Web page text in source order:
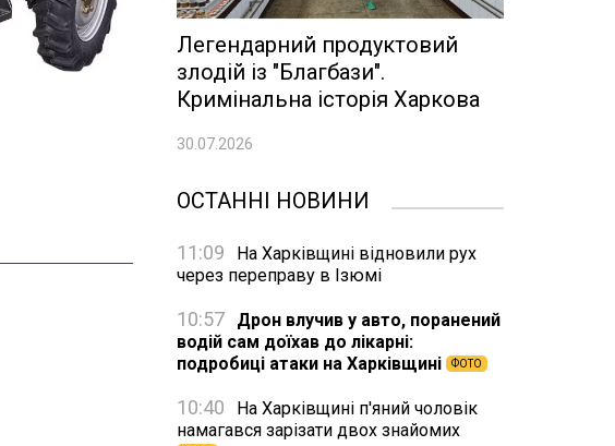
Легендарний продуктовий
злодій із "Благбази".
Кримінальна історія Харкова
30.07.2026
ОСТАННІ НОВИНИ
11:09
На Харківщині відновили рух
через переправу в Ізюмі
10:57
Дрон влучив у авто, поранений
водій сам доїхав до лікарні:
подробиці атаки на Харківщині
ФОТО
10:40
На Харківщині п'яний чоловік
намагався зарізати двох знайомих